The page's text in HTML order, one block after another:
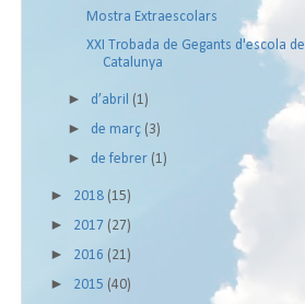
Mostra Extraescolars
XXI Trobada de Gegants d'escola de
Catalunya
► d’abril (1)
► de març (3)
► de febrer (1)
► 2018 (15)
► 2017 (27)
► 2016 (21)
► 2015 (40)